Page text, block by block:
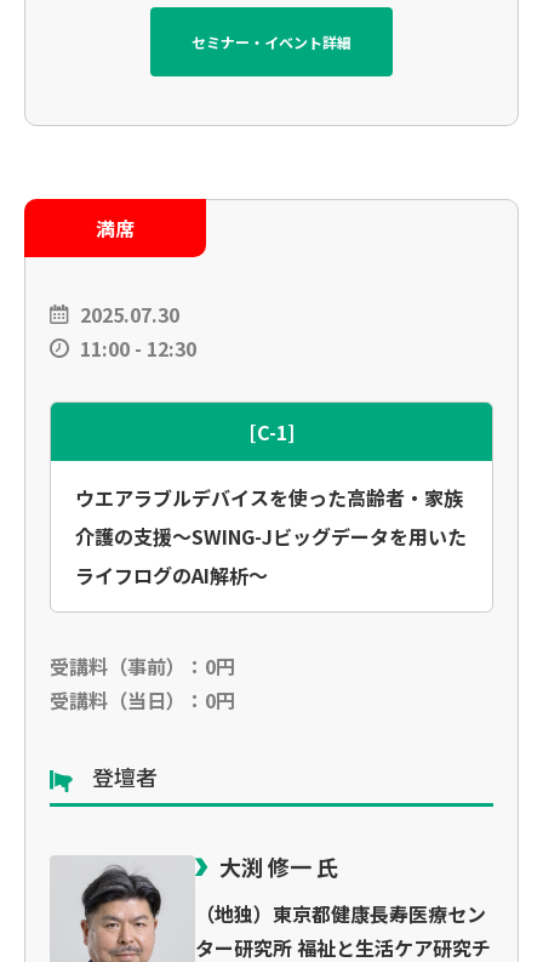
セミナー・イベント詳細
満席
2025.07.30
11:00 - 12:30
[C-1]
ウエアラブルデバイスを使った高齢者・家族
介護の支援〜SWING-Jビッグデータを用いた
ライフログのAI解析〜
受講料（事前）：0円
受講料（当日）：0円
登壇者
大渕 修一 氏
（地独）東京都健康長寿医療セン
ター研究所 福祉と生活ケア研究チ